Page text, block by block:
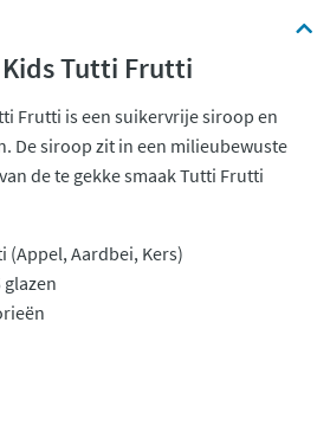
Tutti Frutti
Frutti is een suikervrije siroop en
De siroop zit in een milieubewuste
de te gekke smaak Tutti Frutti
(Appel, Aardbei, Kers)
glazen